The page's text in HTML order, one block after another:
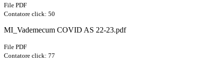
File PDF
Contatore click: 50
MI_Vademecum COVID AS 22-23.pdf
File PDF
Contatore click: 77